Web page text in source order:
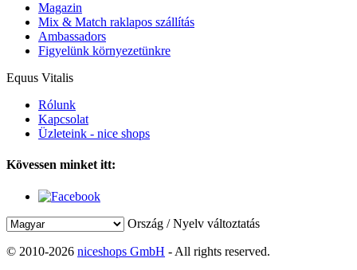
Magazin
Mix & Match raklapos szállítás
Ambassadors
Figyelünk környezetünkre
Equus Vitalis
Rólunk
Kapcsolat
Üzleteink - nice shops
Kövessen minket itt:
Ország / Nyelv változtatás
© 2010-2026 niceshops GmbH - All rights reserved.